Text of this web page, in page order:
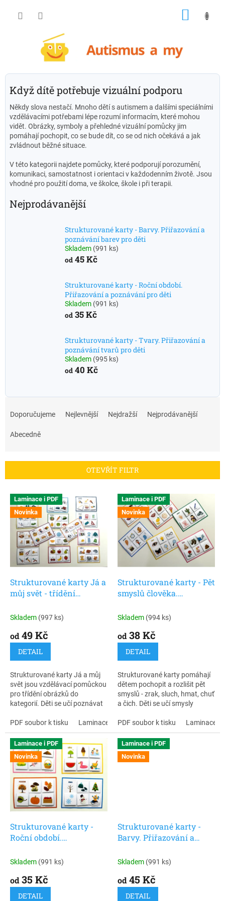
Když dítě potřebuje vizuální podporu
Někdy slova nestačí. Mnoho dětí s autismem a dalšími speciálními
vzdělávacími potřebami lépe rozumí informacím, které mohou
vidět. Obrázky, symboly a přehledné vizuální pomůcky jim
pomáhají pochopit, co se bude dít, co se od nich očekává a jak
zvládnout běžné situace.
V této kategorii najdete pomůcky, které podporují porozumění,
komunikaci, samostatnost i orientaci v každodenním životě. Jsou
vhodné pro použití doma, ve školce, škole i při terapii.
Nejprodávanější
Strukturované karty - Barvy. Přiřazování a
poznávání barev pro děti
Skladem (991 ks)
od 45 Kč
Strukturované karty - Roční období.
Přiřazování a poznávání pro děti
Skladem (991 ks)
od 35 Kč
Strukturované karty - Tvary. Přiřazování a
poznávání tvarů pro děti
Skladem (995 ks)
od 40 Kč
í
r
d
Doporučujeme Nejlevnější Nejdražší Nejprodávanější
Abecedně
OTEVŘÍT FILTR
V
ý
p
u
Laminace i PDF
Novinka
Strukturované karty Já a
můj svět - třídění
Skladem (997 ks)
od49 Kč
DETAIL
Strukturované karty Já a můj
svět jsou vzdělávací pomůckou
pro třídění obrázků do
kategorií. Děti se učí poznávat
rozvíjejí slovní zásobu, logické
myšlení a porozumění
nadřazeným pojmům. Díky
vizuální podpoře jsou karty
vhodné pro děti s autismem,
opožděným vývojem řeči i
předškoláky, kteří se učí
orientovat ve světě kolem sebe.
PDF soubor k tisku Laminace + zip
Laminace i PDF
Novinka
Strukturované karty - Pět
smyslů člověka.
pro děti
Skladem (994 ks)
od38 Kč
DETAIL
Strukturované karty pomáhají
dětem pochopit a rozlišit pět
smyslů - zrak, sluch, hmat, chuť
a čich. Děti se učí smysly
přiřazovat k nim konkrétní
podněty (co vidím, slyším, cítím,
ochutnávám, čeho se
dotýkám).
PDF soubor k tisku Laminace +
Laminace i PDF
Novinka
Strukturované karty -
Roční období.
pro děti
Skladem (991 ks)
od 35 Kč
DETAIL
Laminace i PDF
Novinka
Strukturované karty -
Barvy. Přiřazování a
Skladem (991 ks)
od 45 Kč
DETAIL